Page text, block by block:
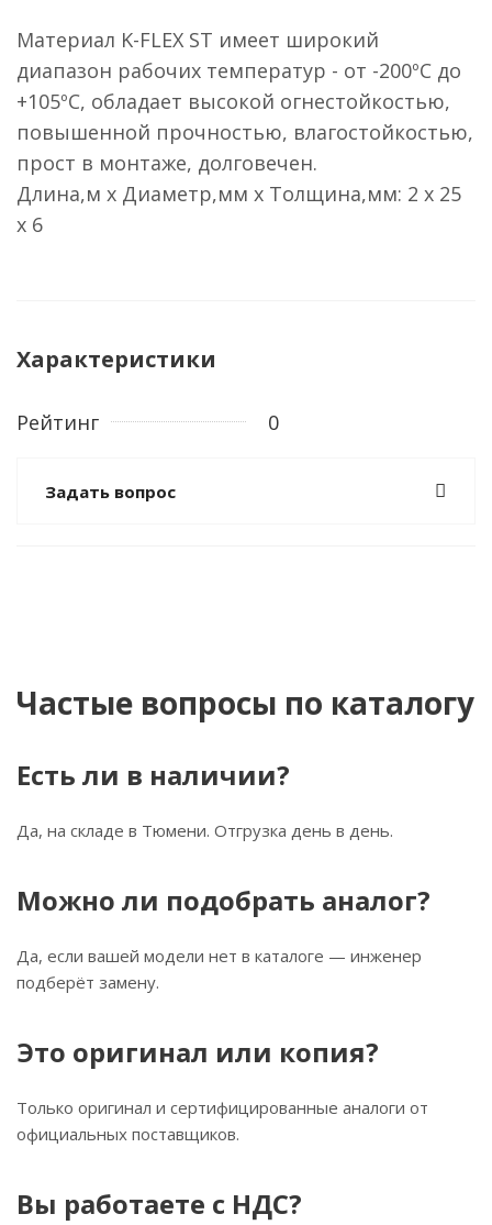
Материал K-FLEX ST имеет широкий
диапазон рабочих температур - от -200ºС до
+105ºС, обладает высокой огнестойкостью,
повышенной прочностью, влагостойкостью,
прост в монтаже, долговечен.
Длина,м х Диаметр,мм х Толщина,мм: 2 х 25
х 6
Характеристики
Рейтинг 0
Задать вопрос
Частые вопросы по каталогу
Есть ли в наличии?
Да, на складе в Тюмени. Отгрузка день в день.
Можно ли подобрать аналог?
Да, если вашей модели нет в каталоге — инженер
подберёт замену.
Это оригинал или копия?
Только оригинал и сертифицированные аналоги от
официальных поставщиков.
Вы работаете с НДС?